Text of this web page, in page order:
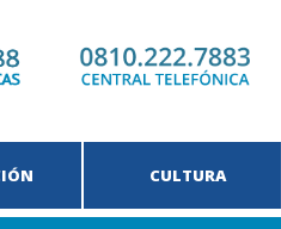
CULTURA